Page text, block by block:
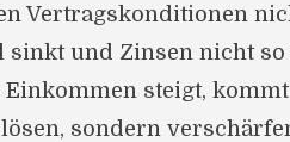
Vertragskonditionen
und Zinsen nicht so
steigt,
sondern